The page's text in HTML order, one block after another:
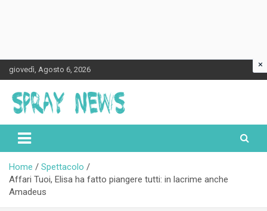
Skip
to
content
giovedì, Agosto 6, 2026
Spraynews.it
Home
Spettacolo
Affari Tuoi, Elisa ha fatto piangere tutti: in lacrime anche
Amadeus
×